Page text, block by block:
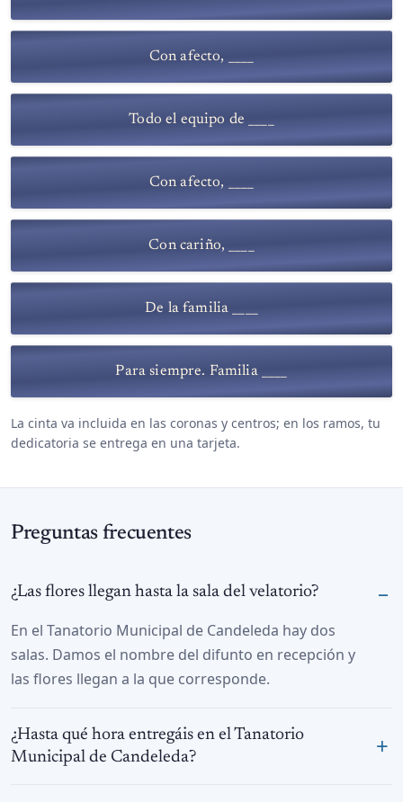
Con afecto, ____
Todo el equipo de ____
Con afecto, ____
Con cariño, ____
De la familia ____
Para siempre. Familia ____
La cinta va incluida en las coronas y centros; en los ramos, tu
dedicatoria se entrega en una tarjeta.
Preguntas frecuentes
¿Las flores llegan hasta la sala del velatorio?
En el Tanatorio Municipal de Candeleda hay dos
salas. Damos el nombre del difunto en recepción y
las flores llegan a la que corresponde.
¿Hasta qué hora entregáis en el Tanatorio
Municipal de Candeleda?